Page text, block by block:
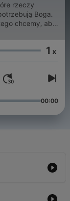
rzeczy
Boga.
chcemy, aby
Biblie, Słowa
1 x
00:00